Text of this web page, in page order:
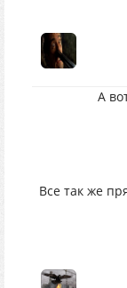
А
Все так же